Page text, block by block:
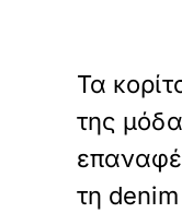
Τα
της
τη denim